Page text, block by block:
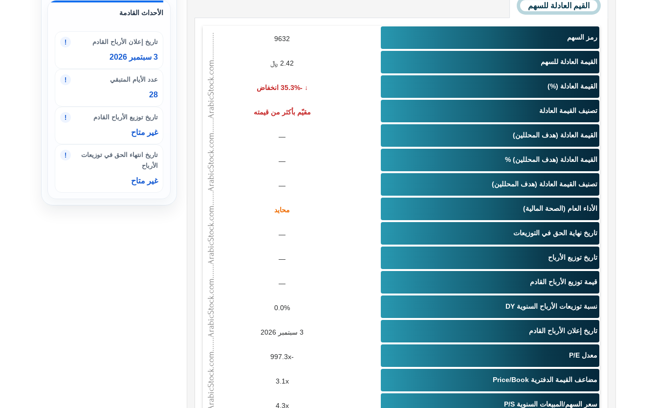
القيم العادلة للسهم
9632
2.42 ﷼
-35.3% انخفاض
مقيّم بأكثر من قيمته
—
—
—
محايد
—
—
—
0.0%
3 سبتمبر 2026
-997.3x
3.1x
4.3x
الأحداث القادمة
تاريخ إعلان الأرباح القادم !
3 سبتمبر 2026
عدد الأيام المتبقي !
28
تاريخ توزيع الأرباح القادم !
غير متاح
تاريخ انتهاء الحق في توزيعات
الأرباح
!
غير متاح